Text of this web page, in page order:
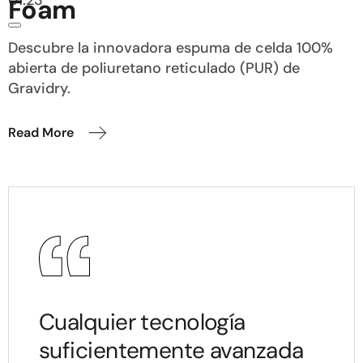
Foam
Descubre la innovadora espuma de celda 100%
abierta de poliuretano reticulado (PUR) de
Gravidry.
Read More
Cualquier tecnología
suficientemente avanzada